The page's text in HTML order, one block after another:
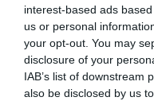
interest-based ads
us or personal
your opt-out. You may
disclosure of your
IAB’s list of downstream
also be disclosed by us
A „classic” ár már
poggyász árát és
A téli menetrend
vasárnaponként a